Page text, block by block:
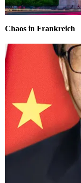
Chaos in Frankreich